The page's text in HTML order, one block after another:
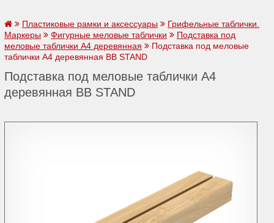
Пластиковые рамки и аксессуары
Грифельные таблички.
Маркеры
Фигурные меловые таблички
Подставка под
меловые таблички А4 деревянная
Подставка под меловые
таблички А4 деревянная BB STAND
Подставка под меловые таблички А4
деревянная BB STAND